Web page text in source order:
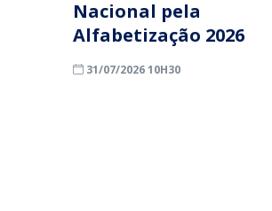
Nacional pela
Alfabetização 2026
31/07/2026 10H30